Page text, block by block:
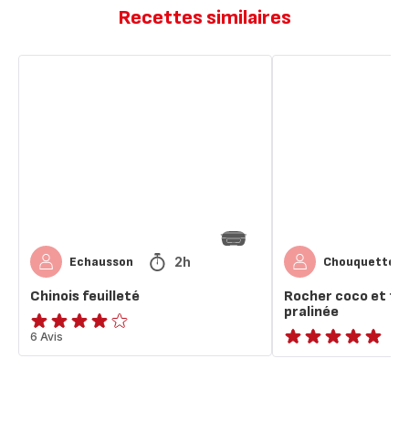
Recettes similaires
Echausson 2h
Chinois feuilleté
ratings.3.9
6 Avis
Chouquette
Rocher coco et
pralinée
ratings.NaN